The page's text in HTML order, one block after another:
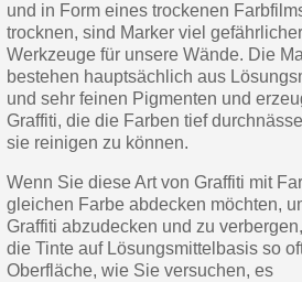
und in Form eines trockenen
trocknen, sind Marker viel
Werkzeuge für unsere Wände. Die
bestehen hauptsächlich aus
und sehr feinen Pigmenten und
Graffiti, die die Farben tief
sie reinigen zu können.
Wenn Sie diese Art von Graffiti mit
gleichen Farbe abdecken möchten,
Graffiti abzudecken und zu
die Tinte auf Lösungsmittelbasis so
Oberfläche, wie Sie versuchen, es